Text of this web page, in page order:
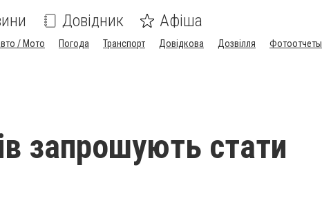
Довідник Афіша
/ Мото Погода Транспорт Довідкова Дозвілля Фотоотчеты
запрошують стати